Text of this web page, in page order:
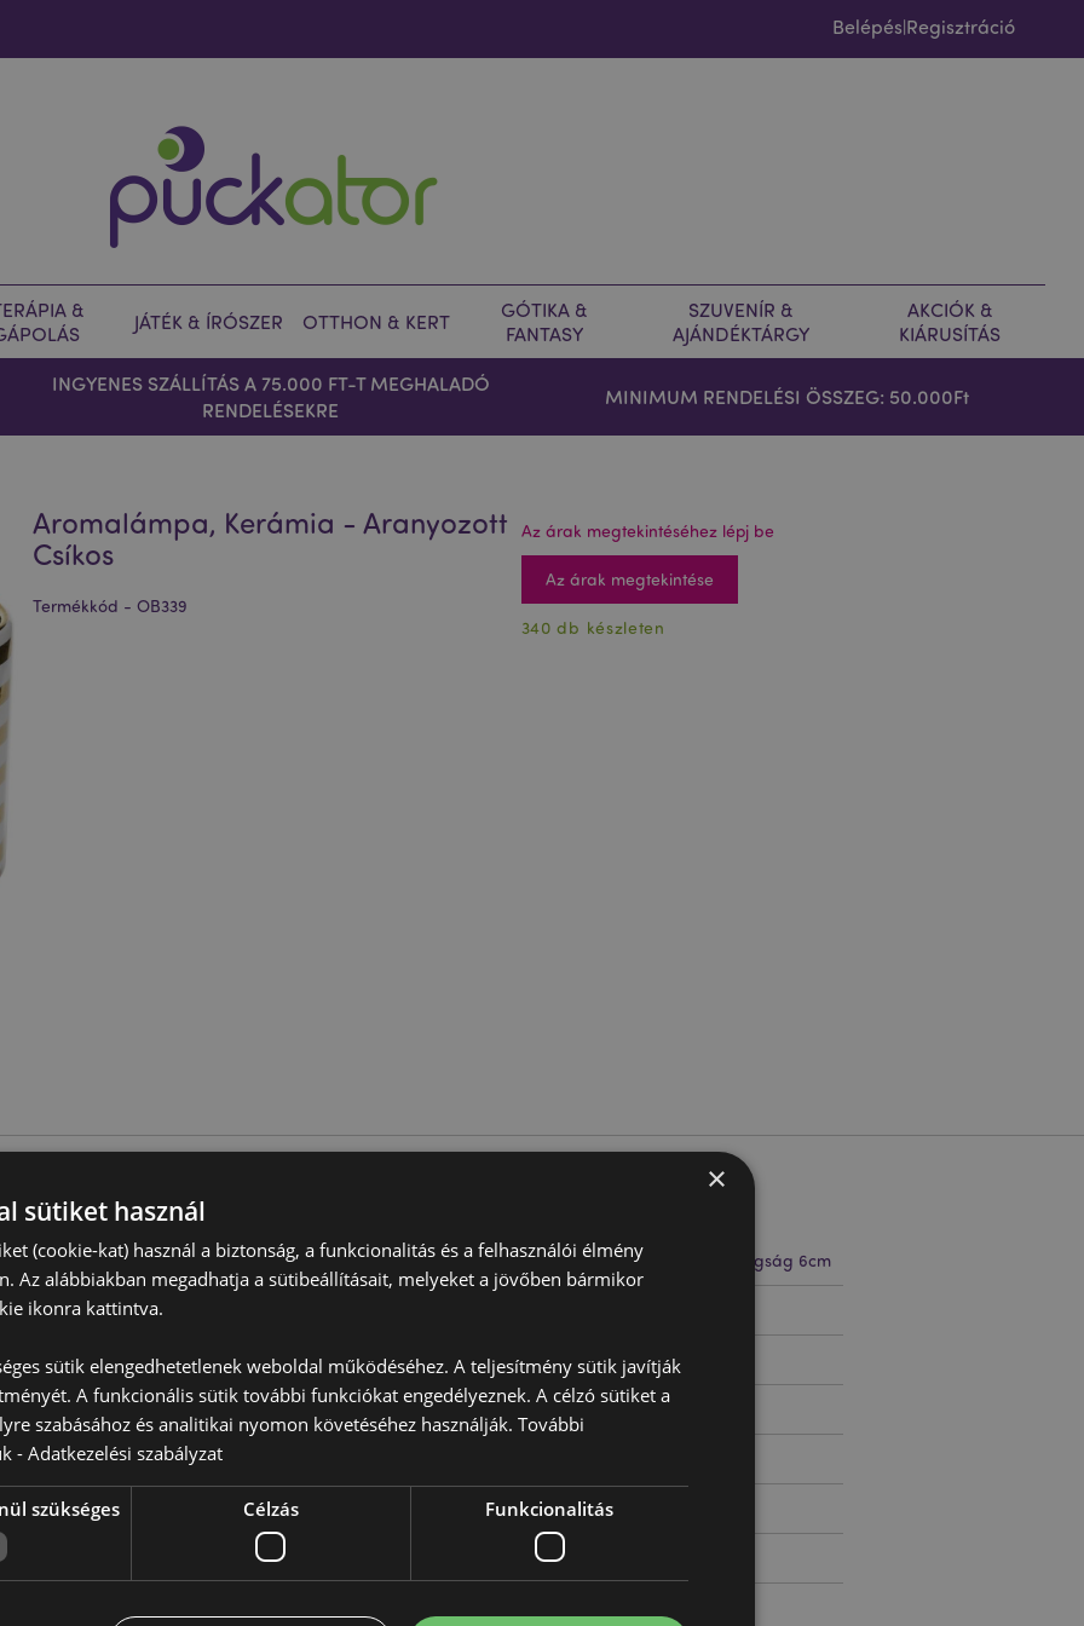
Belépés|Regisztráció
&
JÁTÉK & ÍRÓSZER OTTHON & KERT
GÓTIKA &
FANTASY
SZUVENÍR &
AJÁNDÉKTÁRGY
AKCIÓK &
KIÁRUSÍTÁS
INGYENES SZÁLLÍTÁS A 75.000 FT-T MEGHALADÓ
RENDELÉSEKRE
MINIMUM RENDELÉSI ÖSSZEG: 50.000Ft
Aromalámpa, Kerámia - Aranyozott
Csíkos
Termékkód - OB339
Az árak megtekintéséhez lépj be
Az árak megtekintése
340 db készleten
a használati utasításokat,
minőségű mécsesgyertyát,
További
Információ
Méret Magasság 8cm Szélesség 6cm Vastagság 6cm
Karton Mennyiség 120
Súly (Kg) 0.180000
Nem
×
sütiket használ
(cookie-kat) használ a biztonság, a funkcionalitás és a felhasználói élmény
Az alábbiakban megadhatja a sütibeállításait, melyeket a jövőben bármikor
ikonra kattintva.
sütik elengedhetetlenek weboldal működéséhez. A teljesítmény sütik javítják
A funkcionális sütik további funkciókat engedélyeznek. A célzó sütiket a
szabásához és analitikai nyomon követéséhez használják. További
-Adatkezelési szabályzat
szükséges Célzás Funkcionalitás